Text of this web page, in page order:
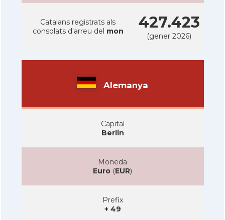
Catalans registrats als
consolats d'arreu del mon 427.423
(gener 2026)
Alemanya
Capital
Berlin
Moneda
Euro (EUR)
Prefix
+ 49